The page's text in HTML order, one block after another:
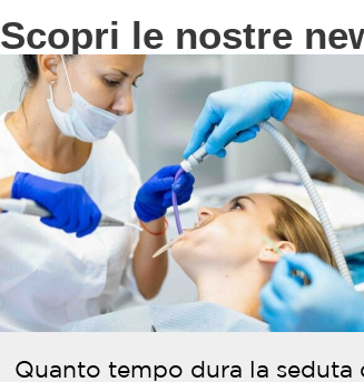
Scopri le nostre
Quanto tempo dura la seduta